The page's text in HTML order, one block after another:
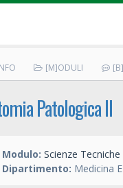
[M]ODULI
Patologica II
Modulo: Scienze
Dipartimento: Medicina